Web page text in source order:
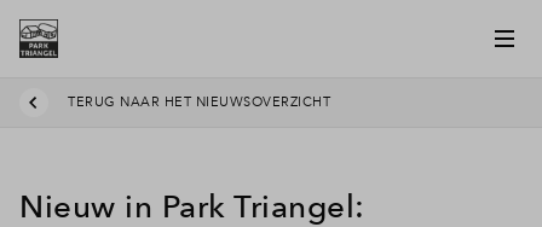
TERUG NAAR HET NIEUWSOVERZICHT
Nieuw in Park Triangel: